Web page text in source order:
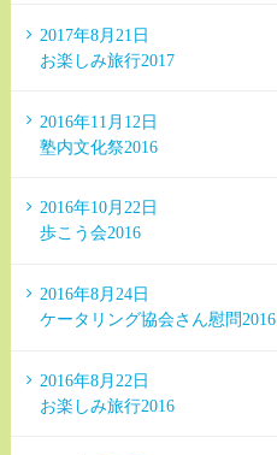
2017年8月21日
お楽しみ旅行2017
2016年11月12日
塾内文化祭2016
2016年10月22日
歩こう会2016
2016年8月24日
ケータリング協会さん慰問2016
2016年8月22日
お楽しみ旅行2016